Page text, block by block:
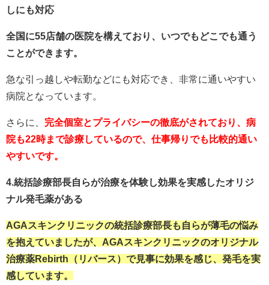
しにも対応
全国に55店舗の医院を構えており、いつでもどこでも通う
ことができます。
急な引っ越しや転勤などにも対応でき、非常に通いやすい
病院となっています。
さらに、 完全個室とプライバシーの徹底がされており、病
院も22時まで診療しているので、仕事帰りでも比較的通い
やすいです。
4.統括診療部長自らが治療を体験し効果を実感したオリジ
ナル発毛薬がある
AGAスキンクリニックの統括診療部長も自らが薄毛の悩み
を抱えていましたが、AGAスキンクリニックのオリジナル
治療薬Rebirth（リバース）で見事に効果を感じ、発毛を実
感しています。